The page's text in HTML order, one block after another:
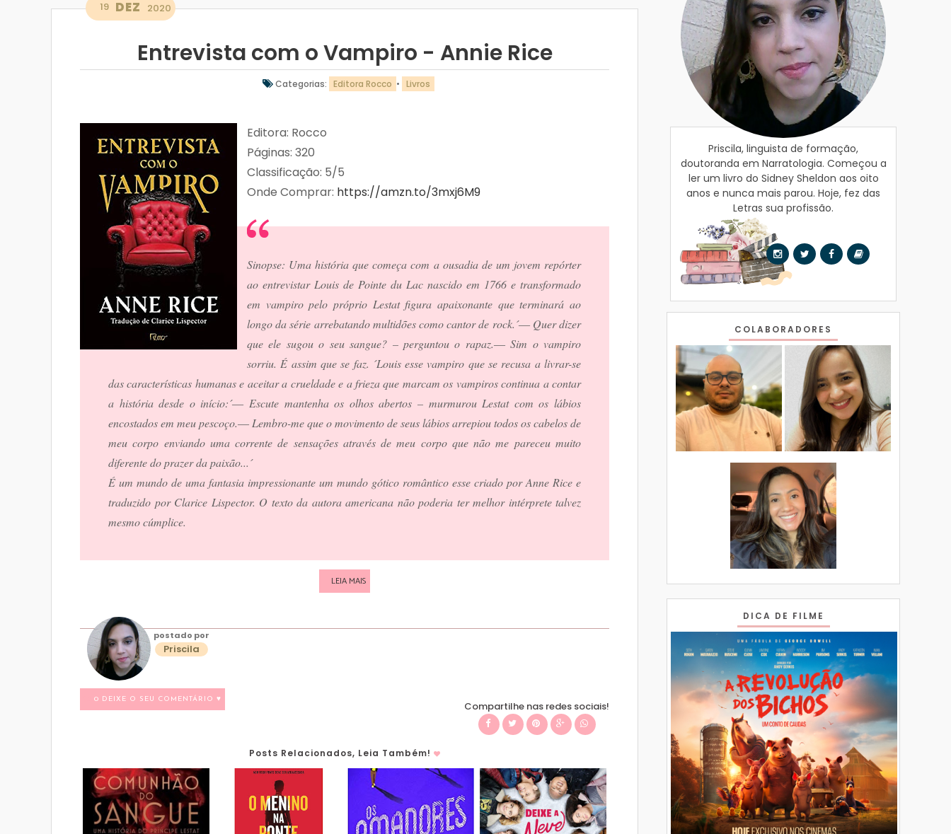
19 DEZ 2020
Entrevista com o Vampiro - Annie Rice
Categorias: Editora Rocco • Livros
Editora: Rocco
Páginas: 320
Classificação: 5/5
Onde Comprar: https://amzn.to/3mxj6M9
Sinopse: Uma história que começa com a ousadia de um jovem repórter
ao entrevistar Louis de Pointe du Lac nascido em 1766 e transformado
em vampiro pelo próprio Lestat figura apaixonante que terminará ao
longo da série arrebatando multidões como cantor de rock.´― Quer dizer
que ele sugou o seu sangue? – perguntou o rapaz.― Sim o vampiro
sorriu. É assim que se faz. ´Louis esse vampiro que se recusa a livrar-se
das características humanas e aceitar a crueldade e a frieza que marcam os vampiros continua a contar
a história desde o início:´― Escute mantenha os olhos abertos – murmurou Lestat com os lábios
encostados em meu pescoço.― Lembro-me que o movimento de seus lábios arrepiou todos os cabelos de
meu corpo enviando uma corrente de sensações através de meu corpo que não me pareceu muito
diferente do prazer da paixão...´
É um mundo de uma fantasia impressionante um mundo gótico romântico esse criado por Anne Rice e
traduzido por Clarice Lispector. O texto da autora americana não poderia ter melhor intérprete talvez
mesmo cúmplice.
LEIA MAIS
postado por
Priscila
0 DEIXE O SEU COMENTÁRIO ♥
Compartilhe nas redes sociais!
Posts Relacionados, Leia Também!
Priscila, linguista de formação,
doutoranda em Narratologia. Começou a
ler um livro do Sidney Sheldon aos oito
anos e nunca mais parou. Hoje, fez das
Letras sua profissão.
COLABORADORES
DICA DE FILME